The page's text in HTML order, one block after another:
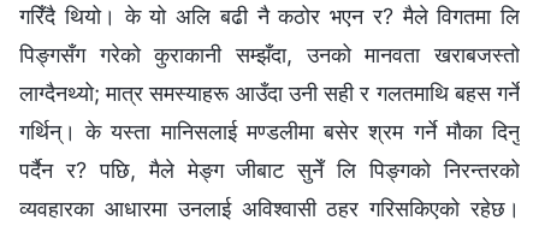
गरिँदै थियो। के यो अलि बढी नै कठोर भएन र? मैले विगतमा लि
पिङ्गसँग गरेको कुराकानी सम्झँदा, उनको मानवता खराबजस्तो
लाग्दैनथ्यो; मात्र समस्याहरू आउँदा उनी सही र गलतमाथि बहस गर्ने
गर्थिन्। के यस्ता मानिसलाई मण्डलीमा बसेर श्रम गर्ने मौका दिनु
पर्दैन र? पछि, मैले मेङ्ग जीबाट सुनेँ लि पिङ्गको निरन्तरको
व्यवहारका आधारमा उनलाई अविश्वासी ठहर गरिसकिएको रहेछ।